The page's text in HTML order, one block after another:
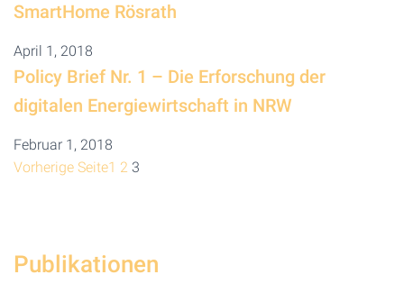
SmartHome Rösrath
April 1, 2018
Policy Brief Nr. 1 – Die Erforschung der
digitalen Energiewirtschaft in NRW
Februar 1, 2018
Vorherige Seite1 2 3
Publikationen